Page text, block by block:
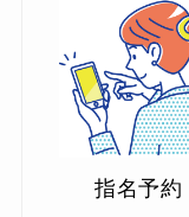
指名予約